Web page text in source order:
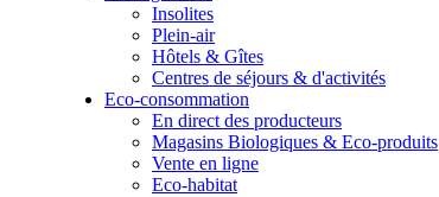
Insolites
Plein-air
Hôtels & Gîtes
Centres de séjours & d'activités
Eco-consommation
En direct des producteurs
Magasins Biologiques & Eco-produits
Vente en ligne
Eco-habitat